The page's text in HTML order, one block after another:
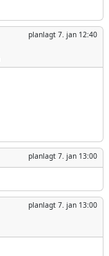
planlagt 7. jan 12:40
planlagt 7. jan 13:00
planlagt 7. jan 13:00